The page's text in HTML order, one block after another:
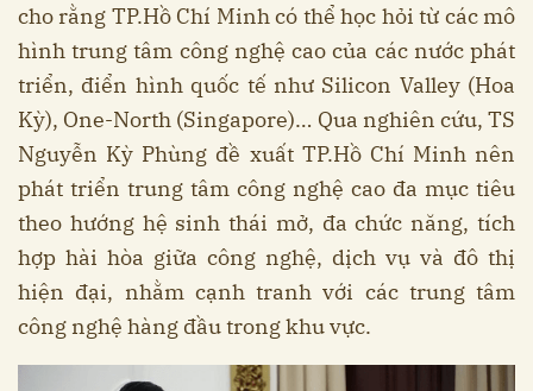
cho rằng TP.Hồ Chí Minh có thể học hỏi từ các mô
hình trung tâm công nghệ cao của các nước phát
triển, điển hình quốc tế như Silicon Valley (Hoa
Kỳ), One-North (Singapore)… Qua nghiên cứu, TS
Nguyễn Kỳ Phùng đề xuất TP.Hồ Chí Minh nên
phát triển trung tâm công nghệ cao đa mục tiêu
theo hướng hệ sinh thái mở, đa chức năng, tích
hợp hài hòa giữa công nghệ, dịch vụ và đô thị
hiện đại, nhằm cạnh tranh với các trung tâm
công nghệ hàng đầu trong khu vực.